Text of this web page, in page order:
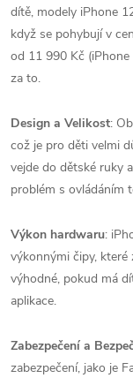
dítě, modely iPhone
když se pohybují v
od 11 990 Kč
za to.
Design a Velikost:
což je pro děti velmi
vejde do dětské ruky
problém s ovládáním
Výkon hardwaru:
výkonnými čipy, které
výhodné, pokud má
aplikace.
Zabezpečení a
zabezpečení, jako je